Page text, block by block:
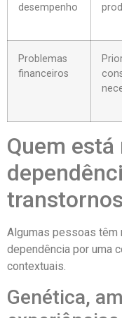
desempenho
Problemas
financeiros
Quem
Algumas pessoas
dependência por uma
contextuais.
Genética,